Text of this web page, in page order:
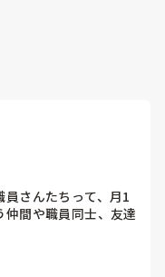
さんたちって、月1
間や職員同士、友達
？